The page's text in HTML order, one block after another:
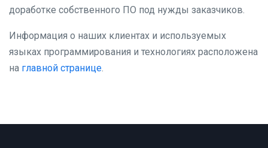
доработке собственного ПО под нужды заказчиков.
Информация о наших клиентах и используемых
языках программирования и технологиях расположена
на главной странице